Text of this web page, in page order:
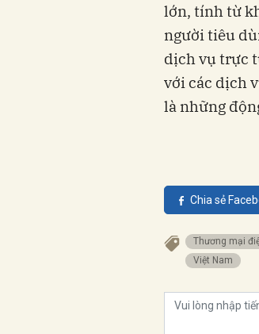
lớn, tính từ
người tiêu
dịch vụ trực
với các dịch
là những
Chia sẻ
Thương mại
Việt Nam